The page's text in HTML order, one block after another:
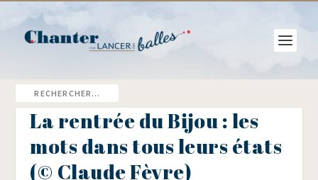
La rentrée du Bijou : les
mots dans tous leurs états
(© Claude Fèvre)